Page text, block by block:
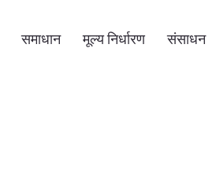
समाधान मूल्य निर्धारण संसाधन